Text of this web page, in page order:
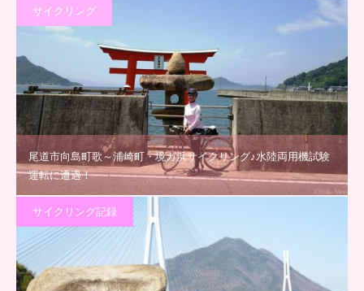
サイクリング
尾道市向島町歌～浦崎町・境ガ浜サイクリング♪水陸両用機試験
運転に遭遇！
サイクリング記録